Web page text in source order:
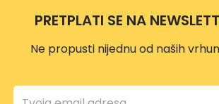
LNO
GLAV
PRETPLATI SE NA
Ne propusti nijednu od naših